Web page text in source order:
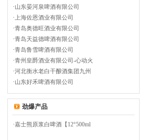
·山东晏河泉啤酒有限公司
·上海佐恩酒业有限公司
·青岛奥德旺酒业有限公司
·青岛天益德啤酒有限公司
·青岛鲁雪啤酒有限公司
·青州皇爵酒业有限公司-心动火
·河北衡水老白干酿酒集团九州
·山东好禾啤酒有限公司
劲爆产品
·嘉士熊原浆白啤酒【12°500ml